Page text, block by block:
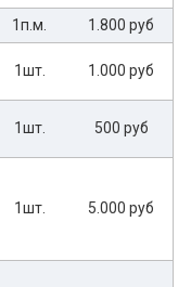
1п.м.
1.800 руб
1шт. 1.000 руб
1шт. 500 руб
1шт. 5.000 руб